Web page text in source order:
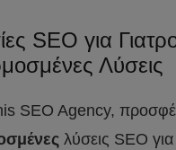
SEO για
Λύσεις
SEO Agency,
λύσεις SEO